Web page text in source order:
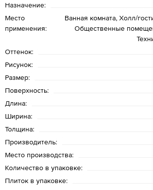
Назначение:
Место
применения:
Ванная комната, Холл/
Общественные
Оттенок:
Рисунок:
Размер:
Поверхность:
Длина:
Ширина:
Толщина:
Производитель:
Место производства:
Количество в упаковке:
Плиток в упаковке: